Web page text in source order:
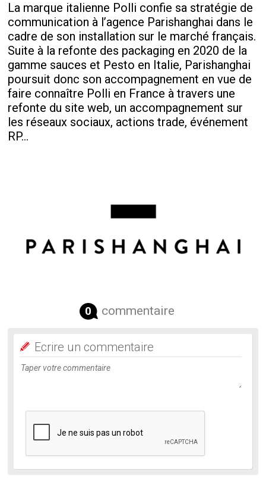
La marque italienne Polli confie sa stratégie de
communication à l’agence Parishanghai dans le
cadre de son installation sur le marché français.
Suite à la refonte des packaging en 2020 de la
gamme sauces et Pesto en Italie, Parishanghai
poursuit donc son accompagnement en vue de
faire connaître Polli en France à travers une
refonte du site web, un accompagnement sur
les réseaux sociaux, actions trade, événement
RP...
0 commentaire
Ecrire un commentaire